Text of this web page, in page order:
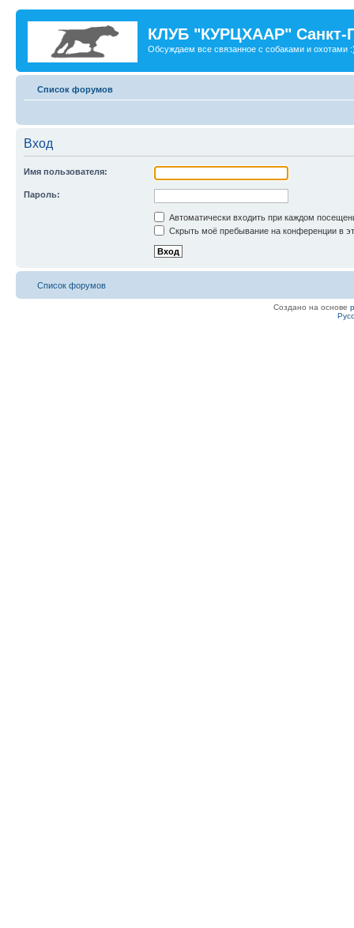
КЛУБ "КУРЦХААР" Санкт-
Обсуждаем все связанное с собаками и охотами
Список форумов
Вход
Имя пользователя:
Пароль:
Автоматически входить при каждом
Скрыть моё пребывание на конференции в
Список форумов
Создано на основе